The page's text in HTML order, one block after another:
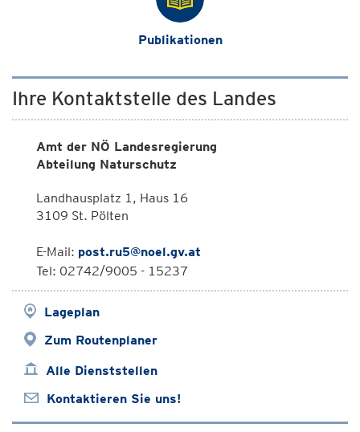
Publikationen
Ihre Kontaktstelle des Landes
Amt der NÖ Landesregierung
Abteilung Naturschutz
Landhausplatz 1, Haus 16
3109 St. Pölten
E-Mail: post.ru5@noel.gv.at
Tel: 02742/9005 - 15237
Lageplan
Zum Routenplaner
Alle Dienststellen
Kontaktieren Sie uns!